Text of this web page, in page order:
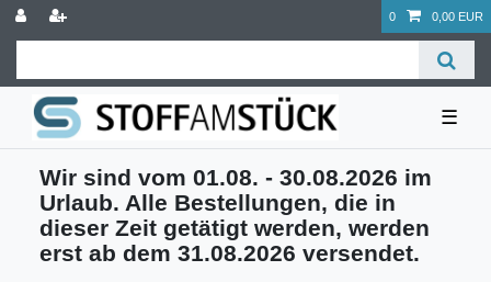
0 0,00 EUR
☰
Wir sind vom 01.08. - 30.08.2026 im
Urlaub. Alle Bestellungen, die in
dieser Zeit getätigt werden, werden
erst ab dem 31.08.2026 versendet.